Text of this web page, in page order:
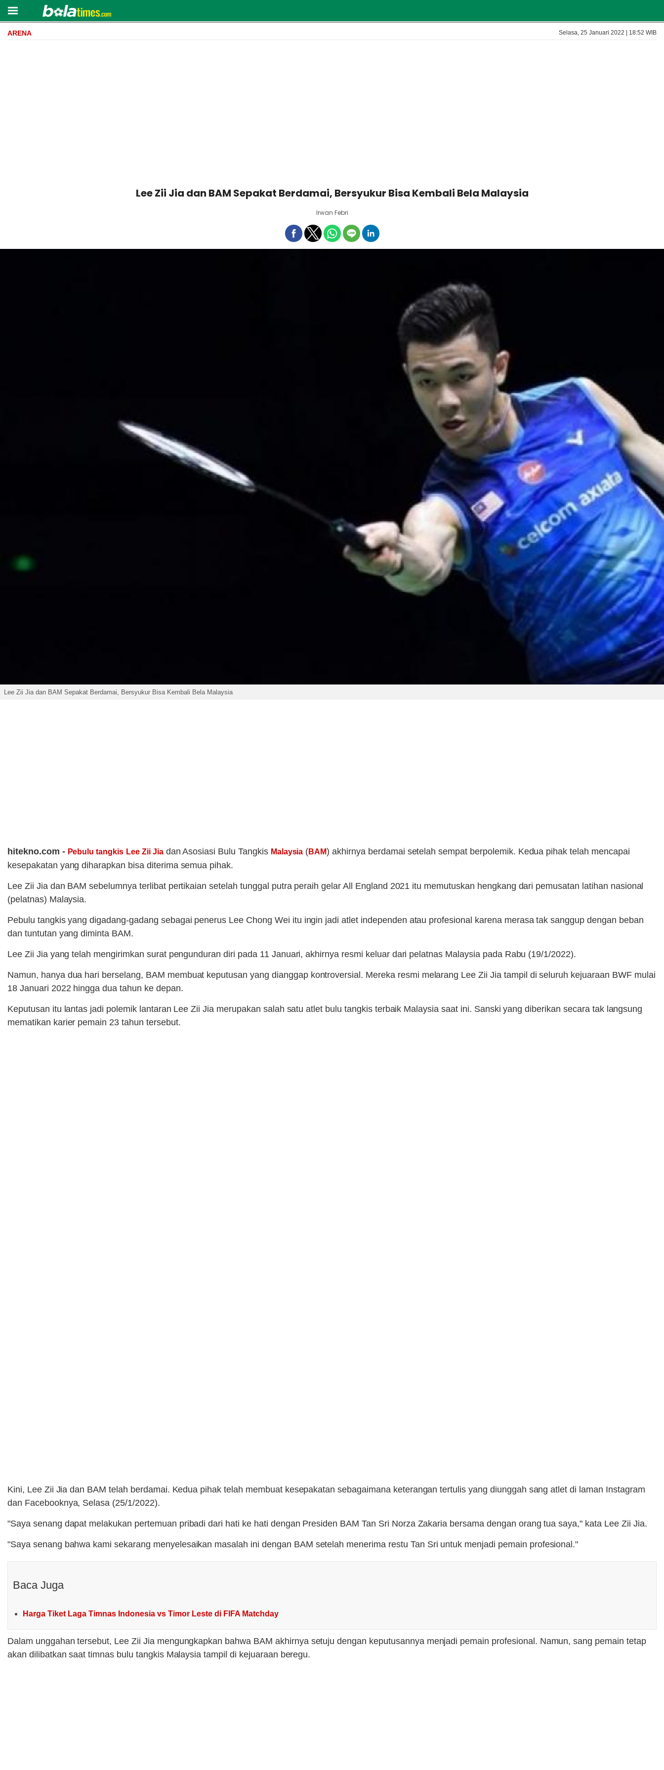
ARENA Selasa, 25 Januari 2022 | 18:52 WIB
Lee Zii Jia dan BAM Sepakat Berdamai, Bersyukur Bisa Kembali Bela Malaysia
Irwan Febri
Lee Zii Jia dan BAM Sepakat Berdamai, Bersyukur Bisa Kembali Bela Malaysia
hitekno.com - Pebulu tangkis Lee Zii Jiadan Asosiasi Bulu Tangkis Malaysia (BAM) akhirnya berdamai setelah sempat berpolemik. Kedua pihak telah mencapai
kesepakatan yang diharapkan bisa diterima semua pihak.
Lee Zii Jia dan BAM sebelumnya terlibat pertikaian setelah tunggal putra peraih gelar All England 2021 itu memutuskan hengkang dari pemusatan latihan nasional
(pelatnas) Malaysia.
Pebulu tangkis yang digadang-gadang sebagai penerus Lee Chong Wei itu ingin jadi atlet independen atau profesional karena merasa tak sanggup dengan beban
dan tuntutan yang diminta BAM.
Lee Zii Jia yang telah mengirimkan surat pengunduran diri pada 11 Januari, akhirnya resmi keluar dari pelatnas Malaysia pada Rabu (19/1/2022).
Namun, hanya dua hari berselang, BAM membuat keputusan yang dianggap kontroversial. Mereka resmi melarang Lee Zii Jia tampil di seluruh kejuaraan BWF mulai
18 Januari 2022 hingga dua tahun ke depan.
Keputusan itu lantas jadi polemik lantaran Lee Zii Jia merupakan salah satu atlet bulu tangkis terbaik Malaysia saat ini. Sanski yang diberikan secara tak langsung
mematikan karier pemain 23 tahun tersebut.
Kini, Lee Zii Jia dan BAM telah berdamai. Kedua pihak telah membuat kesepakatan sebagaimana keterangan tertulis yang diunggah sang atlet di laman Instagram
dan Facebooknya, Selasa (25/1/2022).
"Saya senang dapat melakukan pertemuan pribadi dari hati ke hati dengan Presiden BAM Tan Sri Norza Zakaria bersama dengan orang tua saya," kata Lee Zii Jia.
"Saya senang bahwa kami sekarang menyelesaikan masalah ini dengan BAM setelah menerima restu Tan Sri untuk menjadi pemain profesional."
Baca Juga
Harga Tiket Laga Timnas Indonesia vs Timor Leste di FIFA Matchday
Dalam unggahan tersebut, Lee Zii Jia mengungkapkan bahwa BAM akhirnya setuju dengan keputusannya menjadi pemain profesional. Namun, sang pemain tetap
akan dilibatkan saat timnas bulu tangkis Malaysia tampil di kejuaraan beregu.